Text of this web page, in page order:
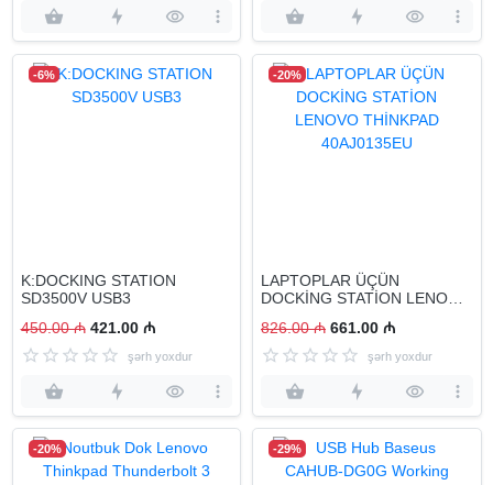
-6%
K:DOCKING STATION
SD3500V USB3
450.00 ₼ 421.00 ₼
şərh yoxdur
-20%
LAPTOPLAR ÜÇÜN
DOCKİNG STATİON LENOVO
826.00 ₼ 661.00 ₼
şərh yoxdur
-20% -29%